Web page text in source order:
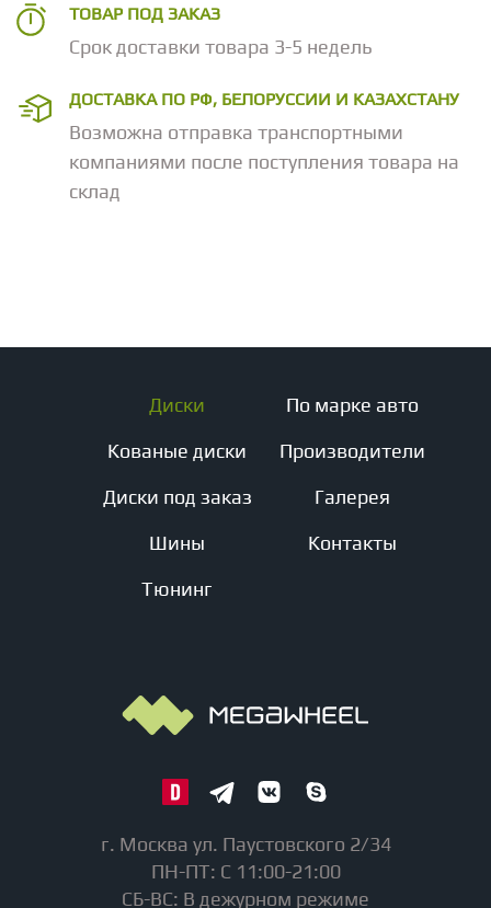
ТОВАР ПОД ЗАКАЗ
Срок доставки товара 3-5 недель
ДОСТАВКА ПО РФ, БЕЛОРУССИИ И КАЗАХСТАНУ
Возможна отправка транспортными
компаниями после поступления товара на
склад
Диски
Кованые диски
Диски под заказ
Шины
Тюнинг
По марке авто
Производители
Галерея
Контакты
г. Москва ул. Паустовского 2/34
ПН-ПТ: С 11:00-21:00
СБ-ВС: В дежурном режиме